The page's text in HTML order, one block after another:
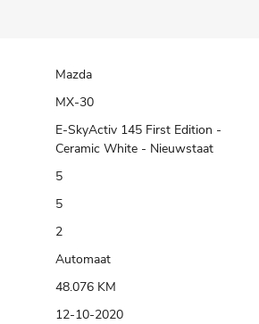
Mazda
MX-30
E-SkyActiv 145 First Edition -
Ceramic White - Nieuwstaat
5
5
2
Automaat
48.076 KM
12-10-2020